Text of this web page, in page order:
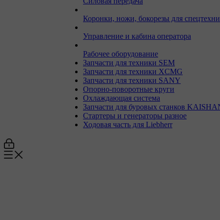
Коронки, ножи, бокорезы для
Управление и кабина оператора
Рабочее оборудование
Запчасти для техники SEM
Запчасти для техники XCMG
Запчасти для техники SANY
Опорно-поворотные круги
Охлаждающая система
Запчасти для буровых станков
Стартеры и генераторы разное
Ходовая часть для Liebherr